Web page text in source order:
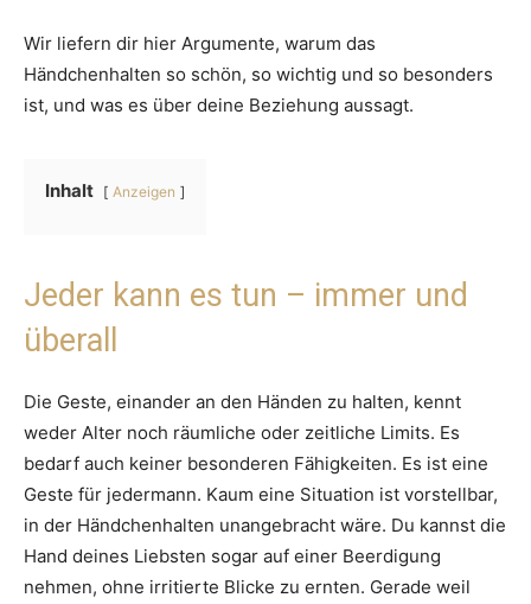
Wir liefern dir hier Argumente, warum das
Händchenhalten so schön, so wichtig und so besonders
ist, und was es über deine Beziehung aussagt.
Inhalt Anzeigen
Jeder kann es tun – immer und
überall
Die Geste, einander an den Händen zu halten, kennt
weder Alter noch räumliche oder zeitliche Limits. Es
bedarf auch keiner besonderen Fähigkeiten. Es ist eine
Geste für jedermann. Kaum eine Situation ist vorstellbar,
in der Händchenhalten unangebracht wäre. Du kannst die
Hand deines Liebsten sogar auf einer Beerdigung
nehmen, ohne irritierte Blicke zu ernten. Gerade weil